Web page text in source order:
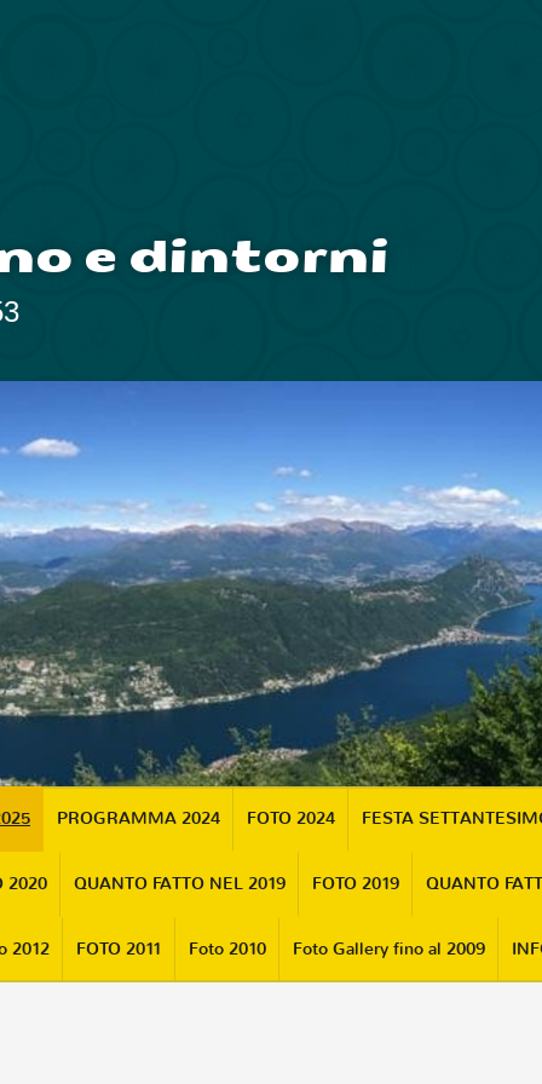
e dintorni
PROGRAMMA 2024 FOTO 2024 FESTA
2020 QUANTO FATTO NEL 2019 FOTO 2019 QUANTO
2012 FOTO 2011 Foto 2010 Foto Gallery fino al 2009